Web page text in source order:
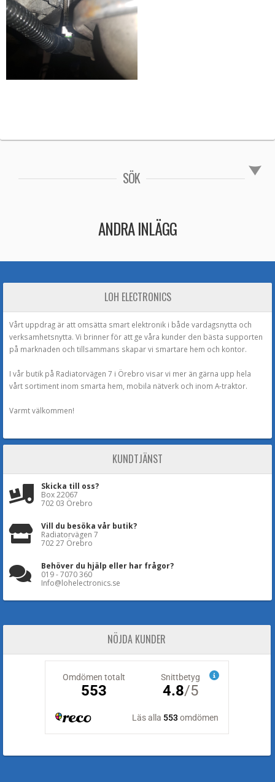
SÖK
ANDRA INLÄGG
LOH ELECTRONICS
Vårt uppdrag är att omsätta smart elektronik i både vardagsnytta och
verksamhetsnytta. Vi brinner för att ge våra kunder den bästa supporten
på marknaden och tillsammans skapar vi smartare hem och kontor.
I vår butik på Radiatorvägen 7 i Örebro visar vi mer än gärna upp hela
vårt sortiment inom smarta hem, mobila nätverk och inom A-traktor.
Varmt välkommen!
KUNDTJÄNST
Skicka till oss?
Box 22067
702 03 Örebro
Vill du besöka vår butik?
Radiatorvägen 7
702 27 Örebro
Behöver du hjälp eller har frågor?
019 - 7070 360
Info@lohelectronics.se
NÖJDA KUNDER